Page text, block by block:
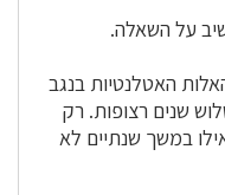
על השאלה.
האטלנטיות בנגב
שנים רצופות. רק
במשך שנתיים לא